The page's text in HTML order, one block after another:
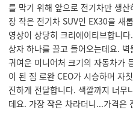
를 막기 위해 앞으로 전기차만 생
장 작은 전기차 SUV인 EX30을 새
영상이 상당히 크리에이티브합니
상자 하나를 끌고 들어오는데요.
귀여운 미니어처 크기의 자동차가
이 된 짐 로완 CEO가 시승하며 자
진하게 전달합니다. 색깔까지 너무
데요. 가장 작은 차라더니...가격은